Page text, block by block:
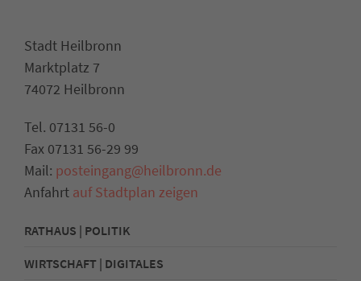
Stadt Heilbronn
Marktplatz 7
74072 Heilbronn
Tel. 07131 56-0
Fax 07131 56-29 99
Mail: posteingang@heilbronn.de
Anfahrt auf Stadtplan zeigen
RATHAUS | POLITIK
WIRTSCHAFT | DIGITALES